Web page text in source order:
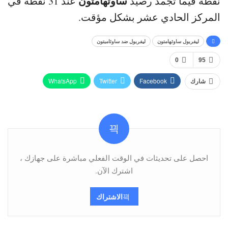
المركز الحادي عشر بشكل مؤقت.
ليفربول ساوثهامتون ليفربول ضد ساوثامبتون
0 95
شارك Facebook
Twitter
WhatsApp
احصل على تحديثات في الوقت الفعلي مباشرة على جهازك ،
اشترك الآن.
الاشتراك